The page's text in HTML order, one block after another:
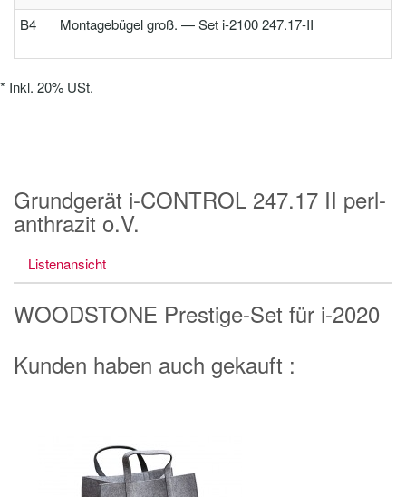
B4
Montagebügel groß. — Set i-2100 247.17-II
* Inkl. 20% USt.
Grundgerät i-CONTROL 247.17 II perl-
anthrazit o.V.
Listenansicht
WOODSTONE Prestige-Set für i-2020
Kunden haben auch gekauft :